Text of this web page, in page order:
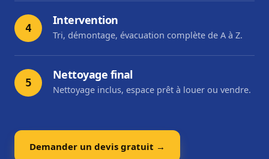
4
Intervention
Tri, démontage, évacuation complète de A à Z.
5
Nettoyage final
Nettoyage inclus, espace prêt à louer ou vendre.
Demander un devis gratuit →